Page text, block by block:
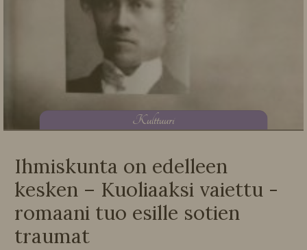
Kulttuuri
Ihmiskunta on edelleen
kesken – Kuoliaaksi vaiettu -
romaani tuo esille sotien
traumat